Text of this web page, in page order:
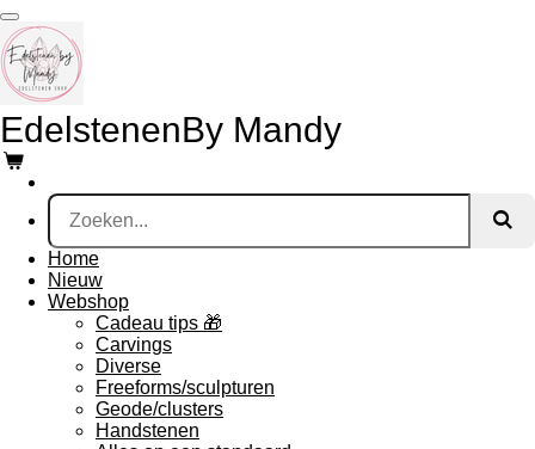
Ga
direct
naar
de
hoofdinhoud
EdelstenenBy Mandy
Home
Nieuw
Webshop
Cadeau tips 🎁
Carvings
Diverse
Freeforms/sculpturen
Geode/clusters
Handstenen